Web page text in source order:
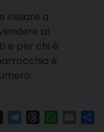
iniziare a
al
e per chi è
è
Telegram
Threads Email